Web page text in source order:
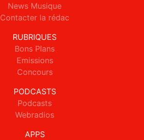
News Musique
Contacter la rédac
RUBRIQUES
Bons Plans
Emissions
Concours
PODCASTS
Podcasts
Webradios
APPS